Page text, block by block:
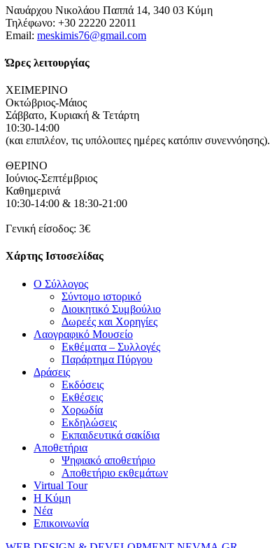
Ναυάρχου Νικολάου Παππά 14, 340 03 Κύμη
Τηλέφωνο: +30 22220 22011
Email: meskimis76@gmail.com
Ώρες λειτουργίας
ΧΕΙΜΕΡΙΝΟ
Οκτώβριος-Μάιος
Σάββατο, Κυριακή & Τετάρτη
10:30-14:00
(και επιπλέον, τις υπόλοιπες ημέρες κατόπιν συνεννόησης).
ΘΕΡΙΝΟ
Ιούνιος-Σεπτέμβριος
Καθημερινά
10:30-14:00 & 18:30-21:00
Γενική είσοδος: 3€
Χάρτης Ιστοσελίδας
Ο Σύλλογος
Σύντομο ιστορικό
Διοικητικό Συμβούλιο
Δωρεές και Χορηγίες
Λαογραφικό Μουσείο
Εκθέματα – Συλλογές
Παράρτημα Πύργου
Δράσεις
Εκδόσεις
Εκθέσεις
Χορωδία
Εκδηλώσεις
Εκπαιδευτικά σακίδια
Αποθετήρια
Ψηφιακό αποθετήριο
Αποθετήριο εκθεμάτων
Virtual Tour
Η Κύμη
Νέα
Επικοινωνία